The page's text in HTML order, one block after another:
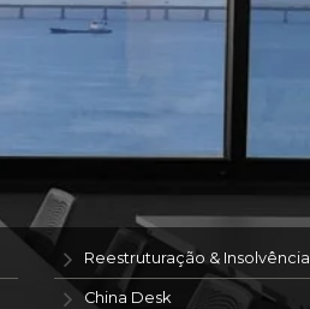
Reestruturação & Insolvência
China Desk